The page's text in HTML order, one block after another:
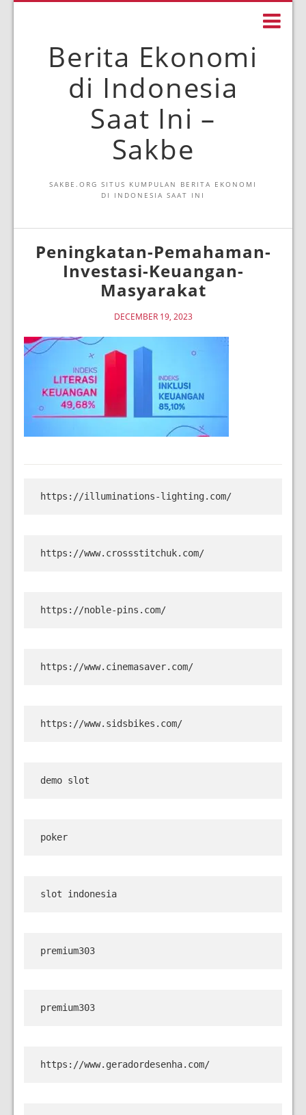
Berita Ekonomi
di Indonesia
Saat Ini –
Sakbe
SAKBE.ORG SITUS KUMPULAN BERITA EKONOMI
DI INDONESIA SAAT INI
Peningkatan-Pemahaman-
Investasi-Keuangan-
Masyarakat
DECEMBER 19, 2023
https://illuminations-lighting.com/
https://www.crossstitchuk.com/
https://noble-pins.com/
https://www.cinemasaver.com/
https://www.sidsbikes.com/
demo slot
poker
slot indonesia
premium303
premium303
https://www.geradordesenha.com/